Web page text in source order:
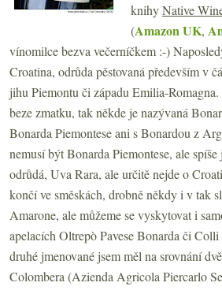
knihyNative
(Amazon UK,
vínomilce bezva večerníčkem :-)
Croatina, odrůda pěstovaná především v
jihu Piemontu či západu Emilia-
beze zmatku, tak někde je nazývaná
Bonarda Piemontese ani s Bonardou z
nemusí být Bonarda Piemontese, ale
odrůdá, Uva Rara, ale určitě nejde o
končí ve směskách, drobně někdy i v tak
Amarone, ale můžeme se vyskytovat i
apelacích Oltrepò Pavese Bonarda či
druhé jmenované jsem měl na srovnání
Colombera (Azienda Agricola Piercarlo